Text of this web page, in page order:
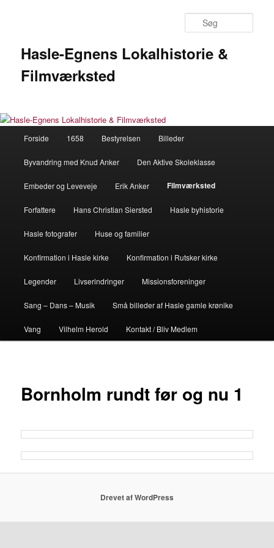
Hasle-Egnens Lokalhistorie &
Filmværksted
Forside 1658 Bestyrelsen Billeder
Byvandring med Knud Anker Den Aktive Skoleklasse
Embeder og Leveveje Erik Anker Filmværksted
Forfattere Hans Christian Siersted Hasle byhistorie
Hasle fotografer Huse og familier
Konfirmation i Hasle kirke Konfirmation i Rutsker kirke
Legender Livserindringer Missionsforeninger
Sang – Dans – Musik Små billeder af Hasle gamle krønike
Vang Vilhelm Herold Kontakt / Bliv Medlem
Bornholm rundt før og nu 1
Drevet af WordPress